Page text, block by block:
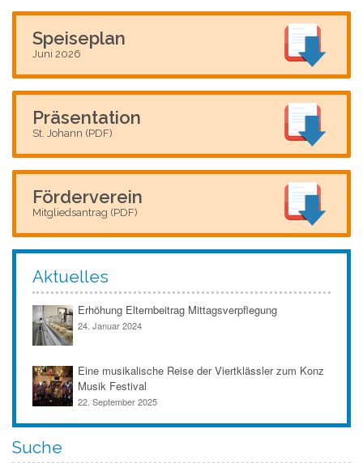
Speiseplan
Juni 2026
Präsentation
St. Johann (PDF)
Förderverein
Mitgliedsantrag (PDF)
Aktuelles
Erhöhung Elternbeitrag Mittagsverpflegung
24. Januar 2024
Eine musikalische Reise der Viertklässler zum Konz
Musik Festival
22. September 2025
Suche